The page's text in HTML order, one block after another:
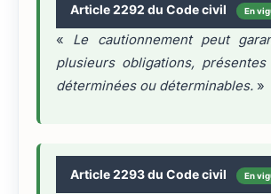
Article 2292 du Code civil En
« Le cautionnement peut
plusieurs obligations,
déterminées ou déterminables. »
Article 2293 du Code civil En